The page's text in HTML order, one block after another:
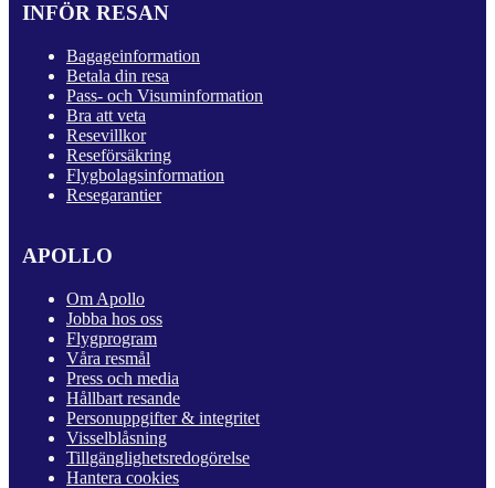
INFÖR RESAN
Bagageinformation
Betala din resa
Pass- och Visuminformation
Bra att veta
Resevillkor
Reseförsäkring
Flygbolagsinformation
Resegarantier
APOLLO
Om Apollo
Jobba hos oss
Flygprogram
Våra resmål
Press och media
Hållbart resande
Personuppgifter & integritet
Visselblåsning
Tillgänglighetsredogörelse
Hantera cookies